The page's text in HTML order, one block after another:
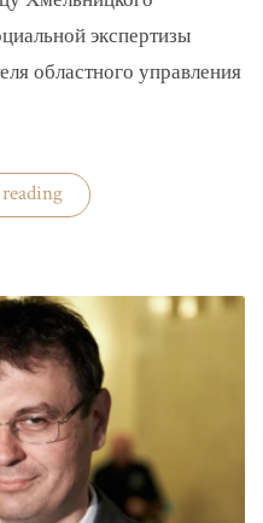
экспертизы
областного управления
«В
Хмельницком
сын
зарабатывали
на
уклонистах»